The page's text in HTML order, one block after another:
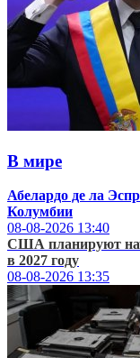
В мире
Абелардо де ла
Колумбии
08-08-2026 13:40
США планируют
в 2027 году
08-08-2026 13:35